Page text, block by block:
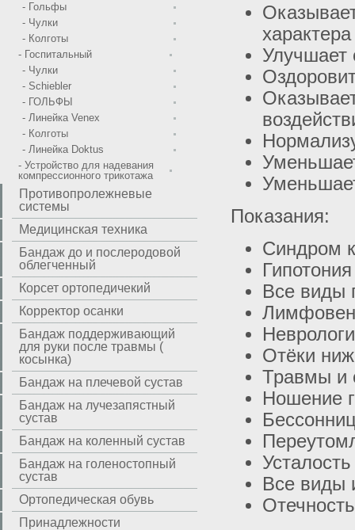
характера
Улучшает
Показания:
Синдром
Гипотония
Все виды
Отёки
Травмы и
Ношение
Усталость
Все виды
Отечность
- Гольфы
- Чулки
- Колготы
- Госпитальный
- Чулки
- Schiebler
- ГОЛЬФЫ
- Линейка Venex
- Колготы
- Линейка Doktus
- Устройство для надевания
компрессионного трикотажа
Противопролежневые
системы
Медицинская техника
Бандаж до и послеродовой
облегченный
Корсет ортопедичекий
Корректор осанки
Бандаж поддерживающий
для руки после травмы (
косынка)
Бандаж на плечевой сустав
Бандаж на лучезапястный
сустав
Бандаж на коленный сустав
Бандаж на голеностопный
сустав
Ортопедическая обувь
Принадлежности